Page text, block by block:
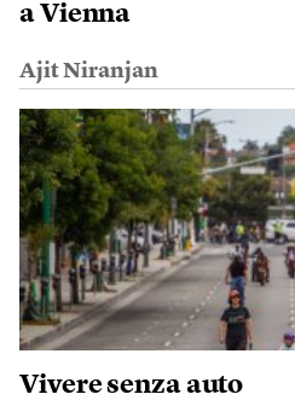
a Vienna
Ajit Niranjan
Vivere senza auto